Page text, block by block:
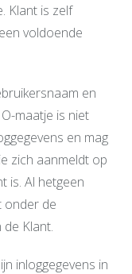
Klant is zelf
voldoende
en
maatje is niet
en mag
zich aanmeldt op
is. Al hetgeen
onder de
Klant.
inloggegevens in